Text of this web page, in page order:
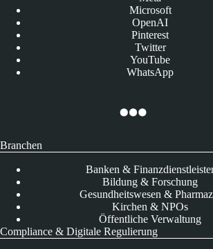
Microsoft
OpenAI
Pinterest
Twitter
YouTube
WhatsApp
Branchen
Banken &
Bildung & Forschung
Gesundheitswesen &
Kirchen & NPOs
Öffentliche Verwaltung
Compliance & Digitale Regulierung